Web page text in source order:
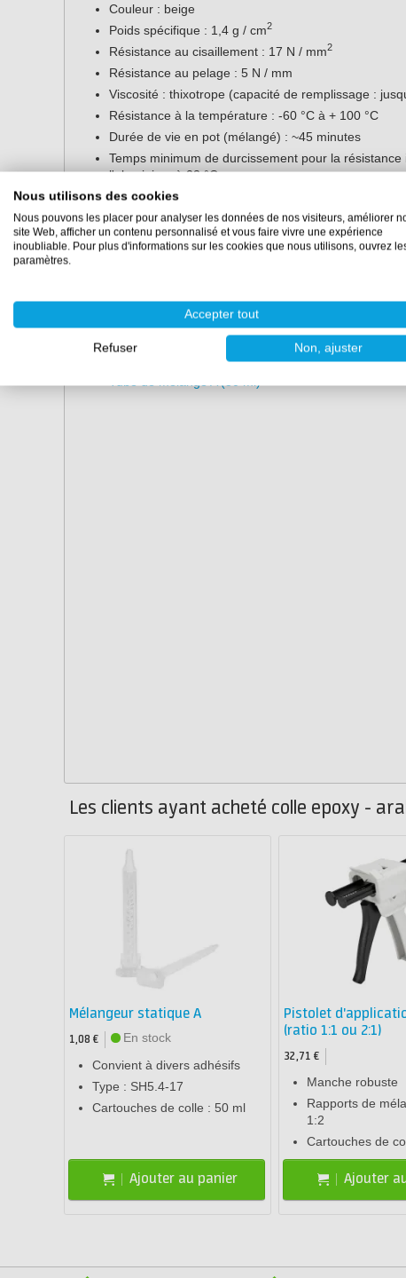
Couleur : beige
Poids spécifique : 1,4 g / cm2
Résistance au cisaillement : 17 N / mm2
Résistance au pelage : 5 N / mm
Viscosité : thixotrope (capacité de remplissage :
Résistance à la température : -60 °C à + 100 °C
Durée de vie en pot (mélangé) : ~45 minutes
Temps minimum de durcissement pour la
l'aluminium à 23 °C
Emballage :
Cartouche double 50 ml (pistolet d'application et
Pistolet LS50-1 (50 ml)
Tubes de mélange :
Les clients ayant acheté colle epoxy -
Mélangeur statique A
1,08 €
En stock
Convient à divers adhésifs
Type : SH5.4-17
Cartouches de colle : 50 ml
Ajouter au panier
Pistolet
(ratio 1:1 ou 2:1)
32,71 €
Manche robuste
Rapports de
1:2
Cartouches de
Ajouter
Nous utilisons des cookies
Nous pouvons les placer pour analyser les données de nos visiteurs, améliorer
site Web, afficher un contenu personnalisé et vous faire vivre une expérience
inoubliable. Pour plus d'informations sur les cookies que nous utilisons, ouvrez
paramètres.
Accepter tout
Refuser Non, ajuster